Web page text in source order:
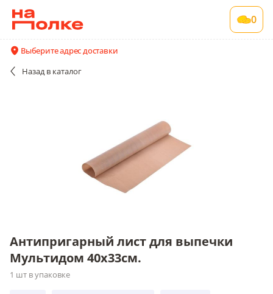
0
Выберите адрес доставки
Назад в каталог
Мультидом 40х33см.
Антипригарный лист для выпечки
Мультидом 40х33см.
1 шт в упаковке